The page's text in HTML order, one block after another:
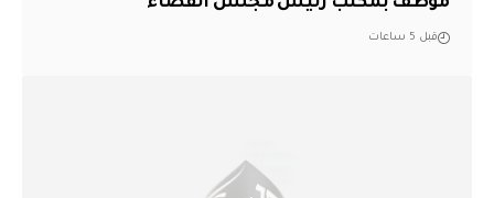
قبل 5 ساعات